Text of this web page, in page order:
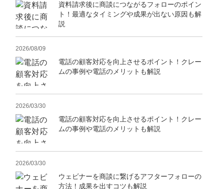
資料請求後に商談につながるフォローのポイン
ト！最適なタイミングや成果が出ない原因も解
説
2026/08/09
電話の顧客対応を向上させるポイント！クレー
ムの事例や電話のメリットも解説
2026/03/30
電話の顧客対応を向上させるポイント！クレー
ムの事例や電話のメリットも解説
2026/03/30
ウェビナーを商談に繋げるアフターフォローの
方法！成果を出すコツも解説